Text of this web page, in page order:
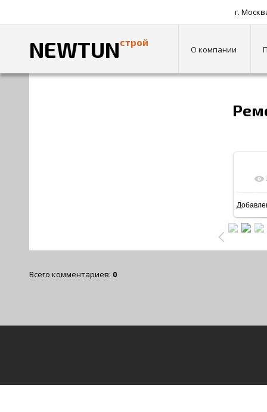
г.
NEWTUNстрой
О компании
Главная»Фотоальбом»ОФИСЫ» Ремонт офисов
Всего комментариев: 0